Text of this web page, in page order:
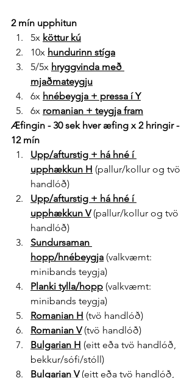
2 mín upphitun
5x köttur kú
10x hundurinn stíga
5/5x hryggvinda með
mjaðmateygju
6x hnébeygja + pressa í Y
6x romanian + teygja fram
Æfingin - 30 sek hver æfing x 2 hringir -
12 mín
Upp/afturstig + há hné í
upphækkun H (pallur/kollur og tvö
handlóð)
Upp/afturstig + há hné í
upphækkun V (pallur/kollur og tvö
handlóð)
Sundursaman
hopp/hnébeygja (valkvæmt:
minibands teygja)
Planki tylla/hopp (valkvæmt:
minibands teygja)
Romanian H (tvö handlóð)
Romanian V (tvö handlóð)
Bulgarian H (eitt eða tvö handlóð,
bekkur/sófi/stóll)
Bulgarian V (eitt eða tvö handlóð,